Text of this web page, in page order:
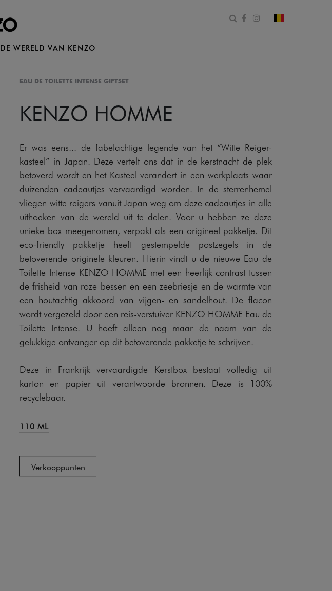
Open zoekformulier
Facebook
Instagram
Verander
DE WERELD VAN KENZO
EAU DE TOILETTE INTENSE GIFTSET
KENZO HOMME
Er was eens... de fabelachtige legende van het “Witte Reiger-
kasteel” in Japan. Deze vertelt ons dat in de kerstnacht de plek
betoverd wordt en het Kasteel verandert in een werkplaats waar
duizenden cadeautjes vervaardigd worden. In de sterrenhemel
vliegen witte reigers vanuit Japan weg om deze cadeautjes in alle
uithoeken van de wereld uit te delen. Voor u hebben ze deze
unieke box meegenomen, verpakt als een origineel pakketje. Dit
eco-friendly pakketje heeft gestempelde postzegels in de
betoverende originele kleuren. Hierin vindt u de nieuwe Eau de
Toilette Intense KENZO HOMME met een heerlijk contrast tussen
de frisheid van roze bessen en een zeebriesje en de warmte van
een houtachtig akkoord van vijgen- en sandelhout. De flacon
wordt vergezeld door een reis-verstuiver KENZO HOMME Eau de
Toilette Intense. U hoeft alleen nog maar de naam van de
gelukkige ontvanger op dit betoverende pakketje te schrijven.
Deze in Frankrijk vervaardigde Kerstbox bestaat volledig uit
karton en papier uit verantwoorde bronnen. Deze is 100%
recyclebaar.
110 ML
Verkooppunten